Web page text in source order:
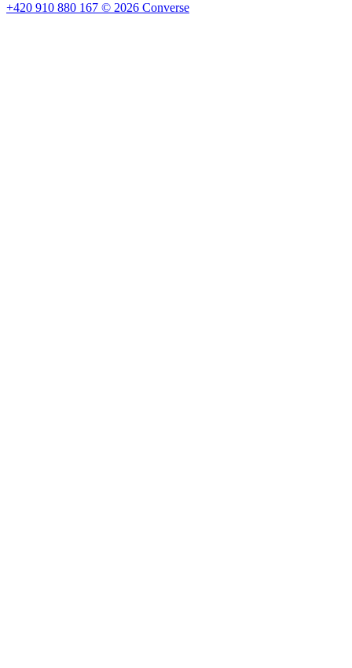
+420 910 880 167 © 2026 Converse